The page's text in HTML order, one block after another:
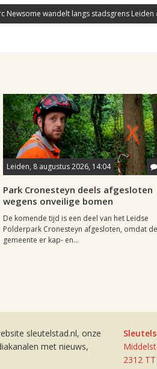
Newsome wandelt langs stadsgrens Leiden
Leiden, 8 augustus 2026, 14:04
Park Cronesteyn deels afgesloten
wegens onveilige bomen
De komende tijd is een deel van het Leidse
Polderpark Cronesteyn afgesloten, omdat de
gemeente er kap- en...
sleutelstad.nl, onze
met nieuws,
2312